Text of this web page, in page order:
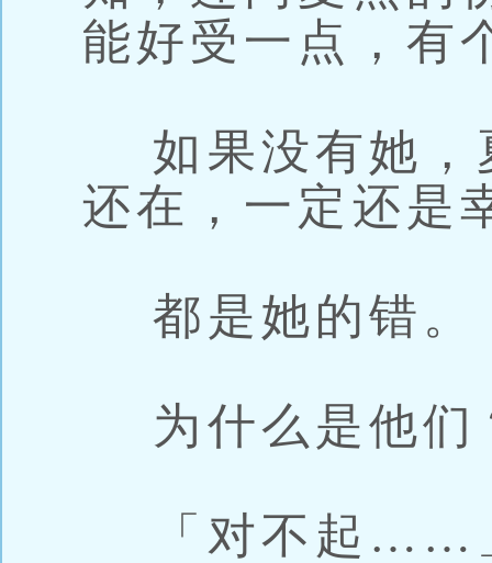
能好受一点，有
如果没有她，
还在，一定还是
都是她的错。
为什么是他们
「对不起……